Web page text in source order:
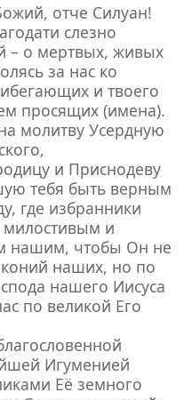
отче Силуан!
слезно
– о мертвых, живых
за нас ко
и твоего
просящих (имена).
молитву Усердную
и Приснодеву
тебя быть верным
где избранники
и
нашим, чтобы Он не
наших, но по
нашего Иисуса
по великой Его
Игуменией
Её земного